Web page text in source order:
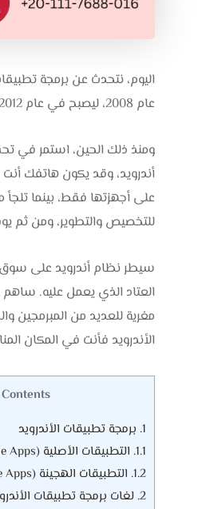
اليوم، نتحدث عن برمجة
عام 2008، ليصبح في عام 2012 الأكثر استخدامًا بين أنظمة تشغيل الهواتف المحمولة.
ومنذ ذلك الحين، استمر في
على أجهزتها فقط، بينما
للتخصيص والتطوير، ومن ثم
سيطر نظام أندرويد على سوق
العتاد الذي يعمل عليه. ساهم
مغرية للعديد من المبرمجين
الأندرويد فأنت في المكان
Contents
1. برمجة تطبيقات الأندرويد
1.1. التطبيقات الأصلية (Native Mobile Apps)
1.2. التطبيقات الهجينة (Hybrid Mobile Apps)
2. لغات برمجة تطبيقات